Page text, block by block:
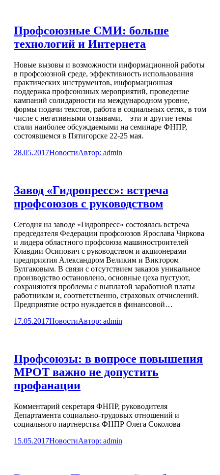
Профсоюзные СМИ: больше
технологий и Интернета
Новые вызовы и возможности информационной работы
в профсоюзной среде, эффективность использования
практических инструментов, информационная
поддержка профсоюзных мероприятий, проведение
кампаний солидарности на международном уровне,
формы подачи текстов, работа в социальных сетях, в том
числе с негативными отзывами, – эти и другие темы
стали наиболее обсуждаемыми на семинаре ФНПР,
состоявшемся в Пятигорске 22-25 мая.
28.05.2017НовостиАвтор: admin
Завод «Гидропресс»: встреча
профсоюзов с руководством
Сегодня на заводе «Гидропресс» состоялась встреча
председателя Федерации профсоюзов Ярослава Чиркова
и лидера областного профсоюза машиностроителей
Клавдии Осипович с руководством и акционерами
предприятия Александром Великим и Виктором
Булгаковым. В связи с отсутствием заказов уникальное
производство остановлено, основные цеха пустуют,
сохраняются проблемы с выплатой заработной платы
работникам и, соответственно, страховых отчислений.
Предприятие остро нуждается в финансовой…
17.05.2017НовостиАвтор: admin
Профсоюзы: в вопросе повышения
МРОТ важно не допустить
профанации
Комментарий секретаря ФНПР, руководителя
Департамента социально-трудовых отношений и
социального партнерства ФНПР Олега Соколова
15.05.2017НовостиАвтор: admin